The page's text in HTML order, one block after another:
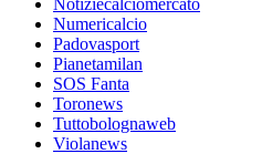
Notiziecalciomercato
Numericalcio
Padovasport
Pianetamilan
SOS Fanta
Toronews
Tuttobolognaweb
Violanews